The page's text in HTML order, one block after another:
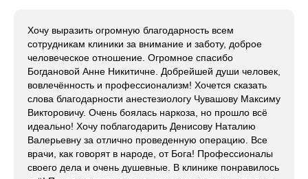
Хочу выразить огромную благодарность всем
сотрудникам клиники за внимание и заботу, доброе
человеческое отношение. Огромное спасибо
Богдановой Анне Никитичне. Добрейшей души человек,
вовлечённость и профессионализм! Хочется сказать
слова благодарности анестезиологу Чувашову Максиму
Викторовичу. Очень боялась наркоза, но прошло всё
идеально! Хочу поблагодарить Денисову Наталию
Валерьевну за отлично проведенную операцию. Все
врачи, как говорят в народе, от Бога! Профессионалы
своего дела и очень душевные. В клинике понравилось